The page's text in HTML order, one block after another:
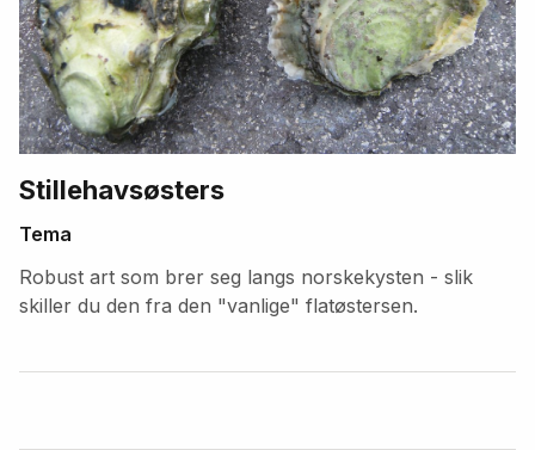
Stillehavsøsters
Tema
Robust art som brer seg langs norskekysten - slik
skiller du den fra den "vanlige" flatøstersen.